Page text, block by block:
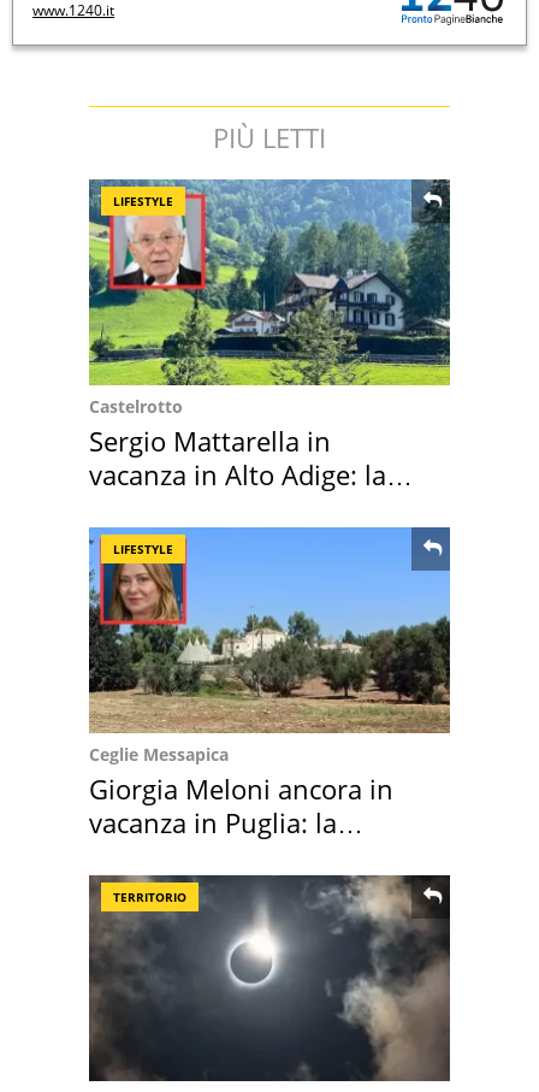
www.1240.it
PIÙ LETTI
LIFESTYLE
Castelrotto
Sergio Mattarella in
vacanza in Alto Adige: la
LIFESTYLE
Ceglie Messapica
Giorgia Meloni ancora in
vacanza in Puglia: la
TERRITORIO